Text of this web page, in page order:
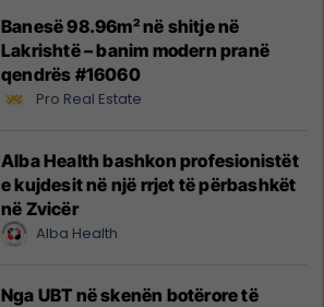
Banesë 98.96m² në shitje në
Lakrishtë – banim modern pranë
qendrës #16060
Pro Real Estate
Alba Health bashkon profesionistët
e kujdesit në një rrjet të përbashkët
në Zvicër
Alba Health
Nga UBT në skenën botërore të